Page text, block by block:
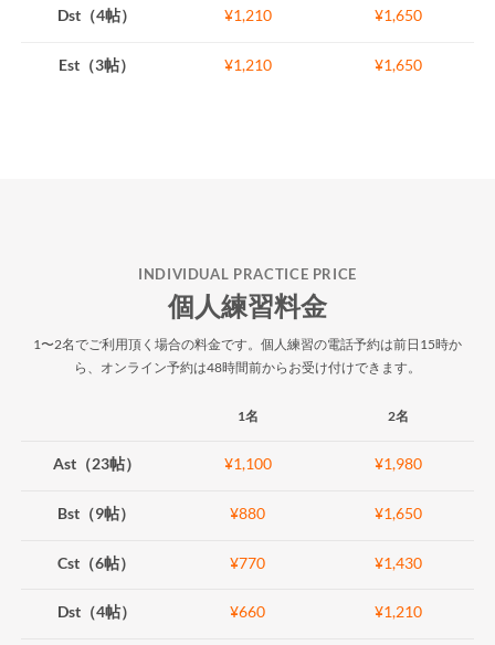
Dst（4帖）
Est（3帖）
¥1,210
¥1,210
¥1,650
¥1,650
INDIVIDUAL PRACTICE PRICE
個人練習料金
1〜2名でご利用頂く場合の料金です。個人練習の電話予約は前日15時か
ら、オンライン予約は48時間前からお受け付けできます。
Ast（23帖）
Bst（9帖）
Cst（6帖）
Dst（4帖）
1名
¥1,100
¥880
¥770
¥660
2名
¥1,980
¥1,650
¥1,430
¥1,210